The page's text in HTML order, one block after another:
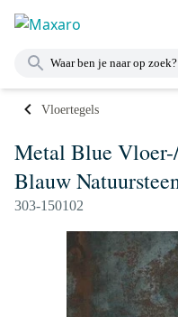
Vloertegels
Metal Blue
Blauw
303-150102